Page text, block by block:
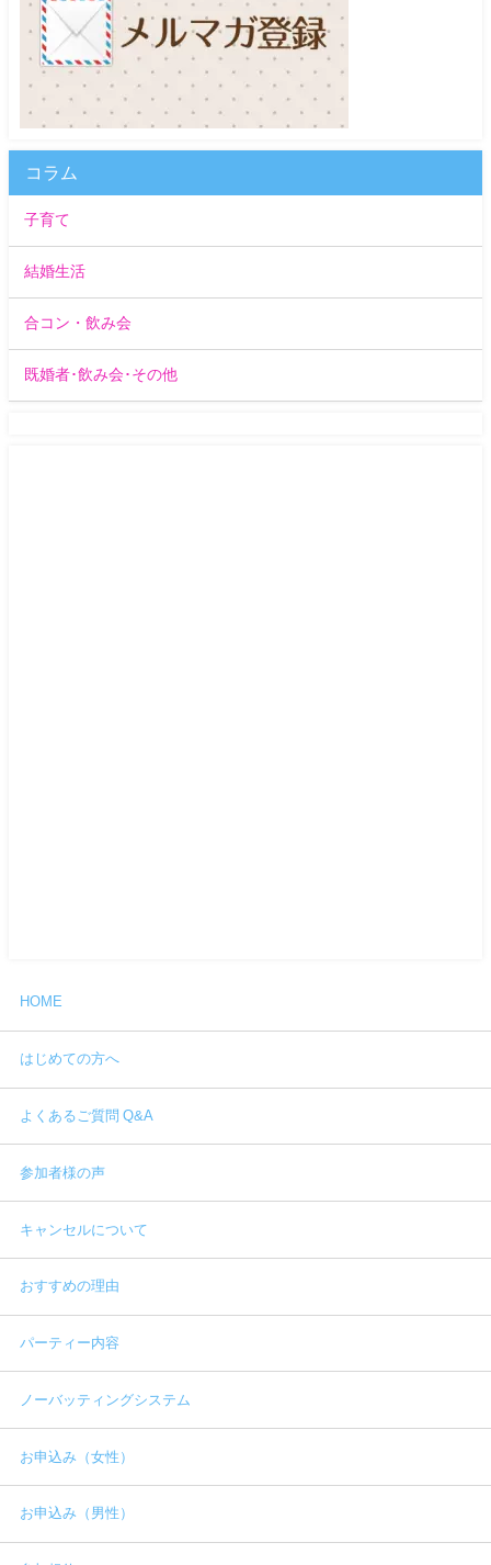
コラム
子育て
結婚生活
合コン・飲み会
既婚者･飲み会･その他
HOME
はじめての方へ
よくあるご質問 Q&A
参加者様の声
キャンセルについて
おすすめの理由
パーティー内容
ノーバッティングシステム
お申込み（女性）
お申込み（男性）